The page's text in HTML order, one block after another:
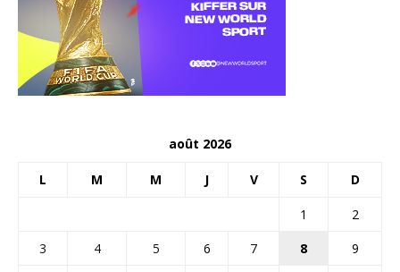
août 2026
L M M J V S D
1
2
3
4 5 6 7 8
9